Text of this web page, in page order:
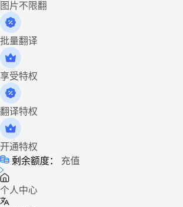
图片不限翻
批量翻译
享受特权
翻译特权
开通特权
剩余额度：
充值
个人中心